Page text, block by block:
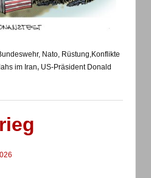
Nato, Rüstung,Konflikte
im Iran, US-Präsident Donald